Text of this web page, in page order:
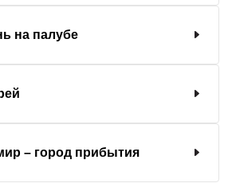
на палубе
– город прибытия